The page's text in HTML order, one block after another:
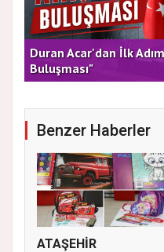
Duran Acar'dan İlk
Buluşması"
Benzer Haberler
ATAŞEHİR